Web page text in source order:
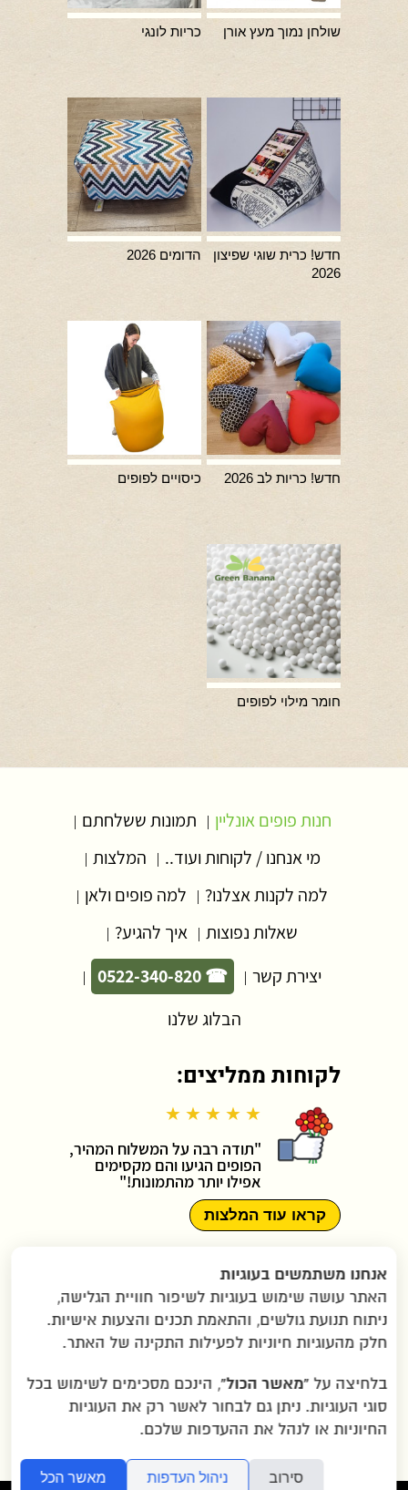
שולחן נמוך מעץ אורן כריות לונגי
חדש! כרית שוגי שפיצון
2026
הדומים 2026
חדש! כריות לב 2026 כיסויים לפופים
חומר מילוי לפופים
חנות פופים אונליין | תמונות ששלחתם |
מי אנחנו / לקוחות ועוד.. | המלצות |
למה לקנות אצלנו? | למה פופים ולאן |
שאלות נפוצות | איך להגיע? |
יצירת קשר |
☎ 0522-340-820
|
הבלוג שלנו
לקוחות ממליצים:
★ ★ ★ ★ ★
"תודה רבה על המשלוח המהיר,
הפופים הגיעו והם מקסימים
אפילו יותר מהתמונות!"
קראו עוד המלצות
תקנון האתר|מדיניות פרטיות
הצהרת נגישות|יצירת קשר|
תמונות ששלחתם|שאלות נפוצות|
הוראות הגעה ב-WAZE
2007-2026 © כל הזכויות שמורות לגרין בננה
בע"מ |איזור תעשייה שילת ליד מודיעין
אנחנו משתמשים בעוגיות
האתר עושה שימוש בעוגיות לשיפור חוויית הגלישה,
ניתוח תנועת גולשים, והתאמת תכנים והצעות אישיות.
חלק מהעוגיות חיוניות לפעילות התקינה של האתר.
בלחיצה על “מאשר הכול”, הינכם מסכימים לשימוש בכל
סוגי העוגיות. ניתן גם לבחור לאשר רק את העוגיות
החיוניות או לנהל את ההעדפות שלכם.
סירוב ניהול העדפות מאשר הכל